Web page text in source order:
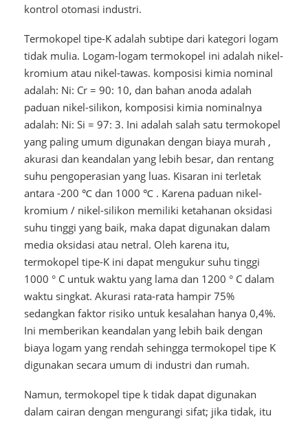
kontrol otomasi industri.
Termokopel tipe-K adalah subtipe dari kategori logam
tidak mulia. Logam-logam termokopel ini adalah nikel-
kromium atau nikel-tawas. komposisi kimia nominal
adalah: Ni: Cr = 90: 10, dan bahan anoda adalah
paduan nikel-silikon, komposisi kimia nominalnya
adalah: Ni: Si = 97: 3. Ini adalah salah satu termokopel
yang paling umum digunakan dengan biaya murah ,
akurasi dan keandalan yang lebih besar, dan rentang
suhu pengoperasian yang luas. Kisaran ini terletak
antara -200 ℃ dan 1000 ℃ . Karena paduan nikel-
kromium / nikel-silikon memiliki ketahanan oksidasi
suhu tinggi yang baik, maka dapat digunakan dalam
media oksidasi atau netral. Oleh karena itu,
termokopel tipe-K ini dapat mengukur suhu tinggi
1000 ° C untuk waktu yang lama dan 1200 ° C dalam
waktu singkat. Akurasi rata-rata hampir 75%
sedangkan faktor risiko untuk kesalahan hanya 0,4%.
Ini memberikan keandalan yang lebih baik dengan
biaya logam yang rendah sehingga termokopel tipe K
digunakan secara umum di industri dan rumah.
Namun, termokopel tipe k tidak dapat digunakan
dalam cairan dengan mengurangi sifat; jika tidak, itu